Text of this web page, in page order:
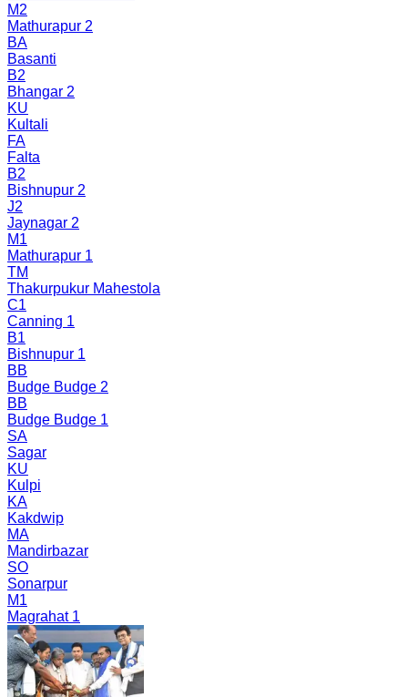
M2
Mathurapur 2
BA
Basanti
B2
Bhangar 2
KU
Kultali
FA
Falta
B2
Bishnupur 2
J2
Jaynagar 2
M1
Mathurapur 1
TM
Thakurpukur Mahestola
C1
Canning 1
B1
Bishnupur 1
BB
Budge Budge 2
BB
Budge Budge 1
SA
Sagar
KU
Kulpi
KA
Kakdwip
MA
Mandirbazar
SO
Sonarpur
M1
Magrahat 1